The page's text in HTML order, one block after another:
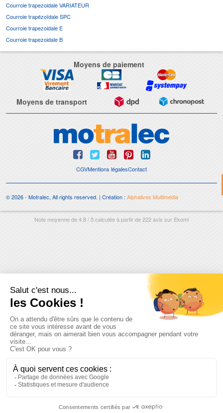
Courroie trapezoidale VARIATEUR
Courroie trapézoïdale SPC
Courroie trapezoidale E
Courroie trapezoidale B
Moyens de paiement
Moyens de transport
CGVMentions légalesContact
© 2026 - Motralec, All rights reserved. | Création :Alphalives Multimédia
Note moyenne de4.8/5calculée à partir de222avis sur Ekomi